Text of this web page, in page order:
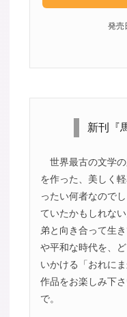
発売
新刊『
世界最古の文学
を作った、美しく
ったい何者なので
ていたかもしれな
弟と向き合って生
や平和な時代を、
いかける「おれに
作品をお楽しみ下さ
で。